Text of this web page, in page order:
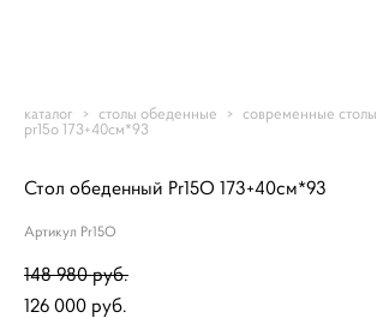
каталог > столы обеденные > современные столы
pr15o 173+40см*93
Стол обеденный Pr15O 173+40см*93
Артикул Pr15O
148 980 pуб.
126 000 pуб.